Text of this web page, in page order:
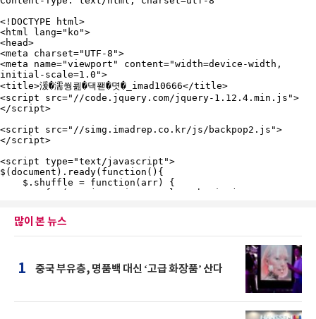
많이 본 뉴스
1 중국 부유층, 명품백 대신 ‘고급 화장품’ 산다